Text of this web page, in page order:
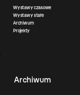
Wystawy czasowe
Wystawy stałe
Archiwum
Projekty
Archiwum